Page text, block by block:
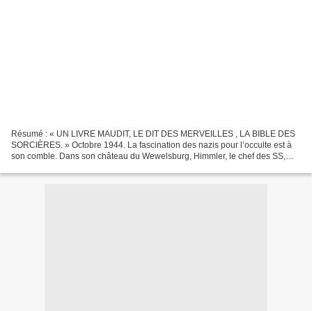
Résumé : « UN LIVRE MAUDIT, LE DIT DES MERVEILLES , LA BIBLE DES
SORCIÈRES. » Octobre 1944. La fascination des nazis pour l’occulte est à
son comble. Dans son château du Wewelsburg, Himmler, le chef des SS,